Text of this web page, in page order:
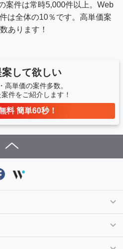
案件は常時5,000件以上。Web
は全体の10％です。高単価案
あります！
して欲しい
高単価の案件多数。
件をご紹介します！
料 簡単60秒！
AWS案件特集